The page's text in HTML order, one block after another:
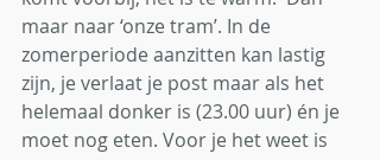
maar naar ‘onze tram’. In de
zomerperiode aanzitten kan lastig
zijn, je verlaat je post maar als het
helemaal donker is (23.00 uur) én je
moet nog eten. Voor je het weet is